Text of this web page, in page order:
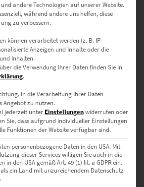
At the Speed of Light
€24,90 1.099,00
Enthält 19% Mwst.
zzgl.Versand
Lieferzeit: ca. 10 Werktage
kaufen willst, dann bist Du hier richtig.
Fotografien, die in Edinburgh entstanden
bestellt werden können; z.B. als Leinwand
oder auch hinter Acrylglas.
150cm konfigurierbar aber auch größere
sind diese Edinburgh Bilder erhältlich.
Fragen das
andere Technologien auf unserer Website.
während andere uns helfen, diese
zu verbessern.
können verarbeitet werden (z. B. IP-
Anzeigen und Inhalte oder die
Inhalten.
die Verwendung Ihrer Daten finden Sie in
.
in die Verarbeitung Ihrer Daten
Angebot zu nutzen.
jederzeit unter Einstellungenwiderrufen oder
Sie, dass aufgrund individueller Einstellungen
Funktionen der Website verfügbar sind.
personenbezogene Daten in den USA. Mit
dieser Services willigen Sie auch in die
in den USA gemäß Art. 49 (1) lit. a GDPR ein.
als ein Land mit unzureichendem Datenschutz